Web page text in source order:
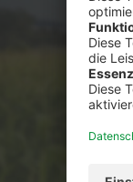
Du